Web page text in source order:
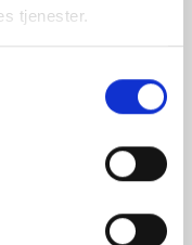
tjenester.